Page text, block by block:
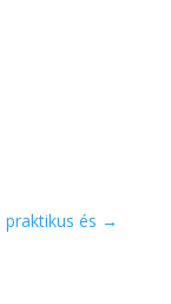
praktikus és →